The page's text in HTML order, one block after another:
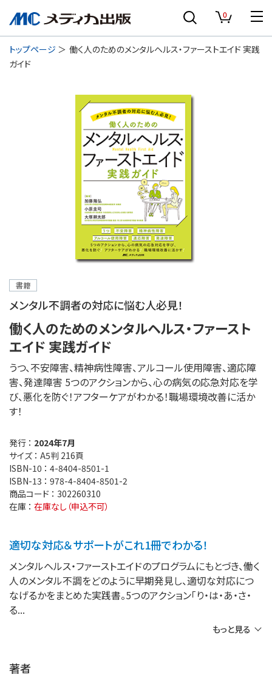
0
トップページ
働く人のためのメンタルヘルス・ファーストエイド 実践
ガイド
書籍
メンタル不調者の対応に悩む人必見！
働く人のためのメンタルヘルス・ファースト
エイド 実践ガイド
うつ、不安障害、精神病性障害、アルコール使用障害、適応障
害、発達障害 5つのアクションから、心の病気の応急対応を学
び、悪化を防ぐ！アフターケアがわかる！職場環境改善に活か
す！
発行 ： 2024年7月
サイズ ： A5判 216頁
ISBN-10 ： 4-8404-8501-1
ISBN-13 ： 978-4-8404-8501-2
商品コード ： 302260310
在庫 ： 在庫なし（申込不可）
適切な対応＆サポートがこれ1冊でわかる！
メンタルヘルス・ファーストエイドのプログラムにもとづき、働く
人のメンタル不調をどのように早期発見し、適切な対応につ
なげるかをまとめた実践書。5つのアクション「り・は・あ・さ・
る
もっと見る
著者